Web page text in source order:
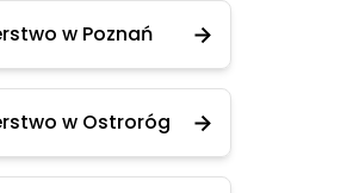
w Poznań
w Ostroróg